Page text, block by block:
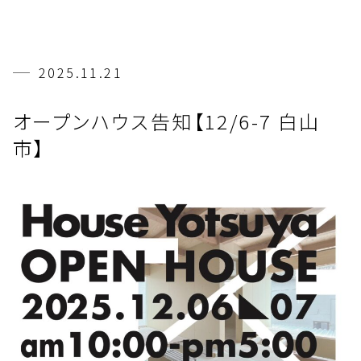
2025.11.21
オープンハウス告知【12/6-7 白山
市】